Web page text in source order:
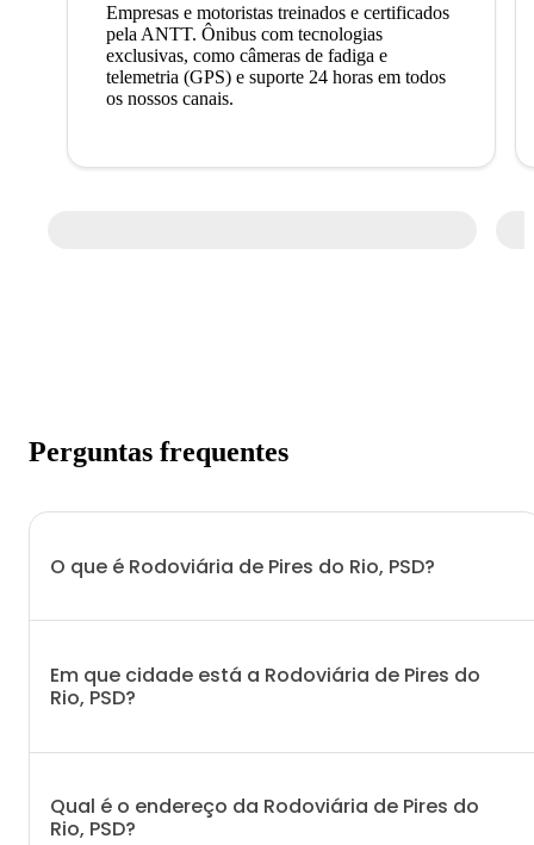
Empresas e motoristas treinados e certificados
pela ANTT. Ônibus com tecnologias
exclusivas, como câmeras de fadiga e
telemetria (GPS) e suporte 24 horas em todos
os nossos canais.
Perguntas frequentes
O que é Rodoviária de Pires do Rio, PSD?
Em que cidade está a Rodoviária de Pires do
Rio, PSD?
Qual é o endereço da Rodoviária de Pires do
Rio, PSD?